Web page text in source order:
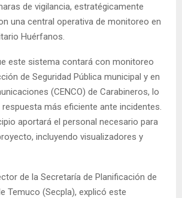
de vigilancia, estratégicamente
una central operativa de monitoreo en
Huérfanos.
este sistema contará con monitoreo
de Seguridad Pública municipal y en
(CENCO) de Carabineros, lo
más eficiente ante incidentes.
aportará el personal necesario para
incluyendo visualizadores y
de la Secretaría de Planificación de
Temuco (Secpla), explicó este